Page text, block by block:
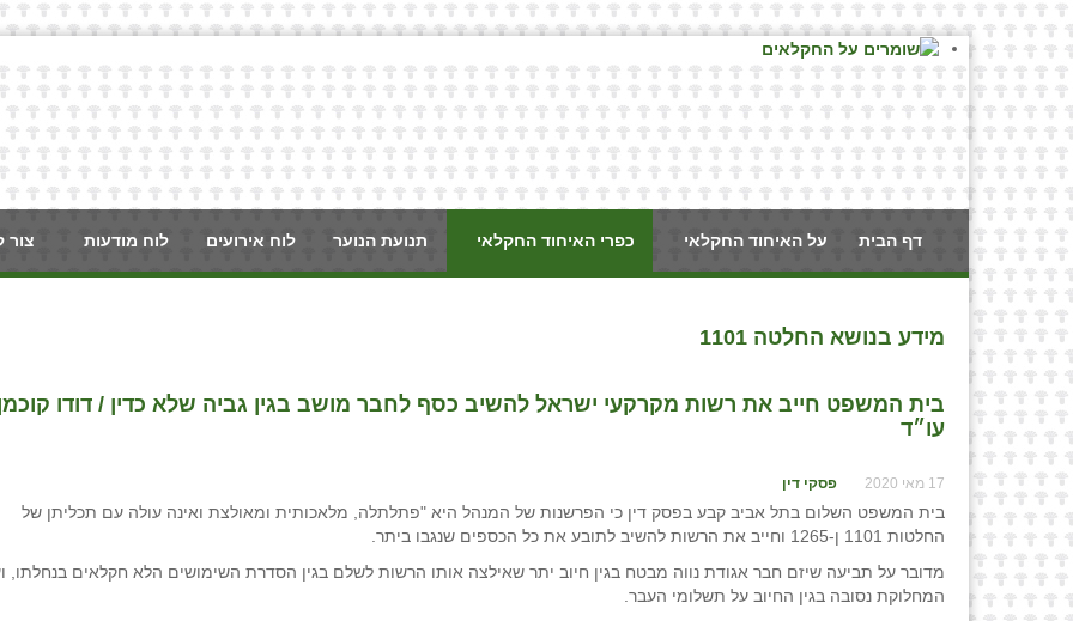
דף הבית על האיחוד החקלאי כפרי האיחוד החקלאי תנועת הנוער לוח אירועים לוח מודעות צור
מידע בנושא החלטה 1101
בית המשפט חייב את רשות מקרקעי ישראל להשיב כסף לחבר מושב בגין גביה שלא כדין / דודו
עו״ד
17 מאי 2020 פסקי דין
בית המשפט השלום בתל אביב קבע בפסק דין כי הפרשנות של המנהל היא "פתלתלה, מלאכותית ומאולצת ואינה עולה עם תכליתן של
החלטות 1101 ן-1265 וחייב את הרשות להשיב לתובע את כל הכספים שנגבו ביתר.
מדובר על תביעה שיזם חבר אגודת נווה מבטח בגין חיוב יתר שאילצה אותו הרשות לשלם בגין הסדרת השימושים הלא חקלאים בנחלתו,
המחלוקת נסובה בגין החיוב על תשלומי העבר.